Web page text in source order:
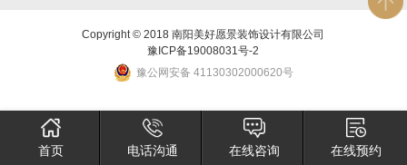
Copyright © 2018 南阳美好愿景装饰设计有限公司
豫ICP备19008031号-2
豫公网安备 41130302000620号
首页 电话沟通 在线咨询 在线预约
×